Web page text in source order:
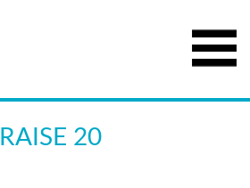
RAISE 20